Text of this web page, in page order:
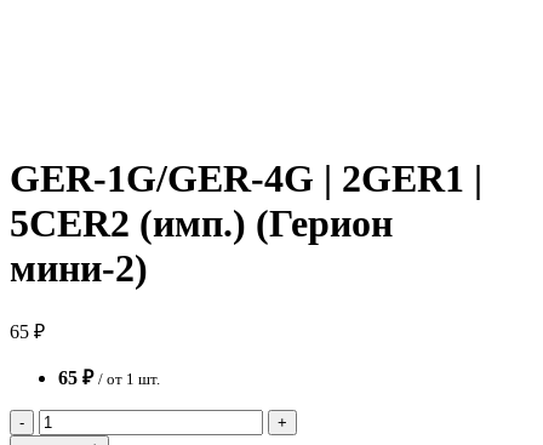
GER-1G/GER-4G | 2GER1 |
5CER2 (имп.) (Герион
мини-2)
65 ₽
65 ₽ / от 1 шт.
- +